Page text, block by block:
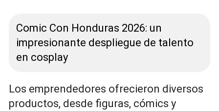
Comic Con Honduras 2026: un
impresionante despliegue de talento
en cosplay
Los emprendedores ofrecieron diversos
productos, desde figuras, cómics y